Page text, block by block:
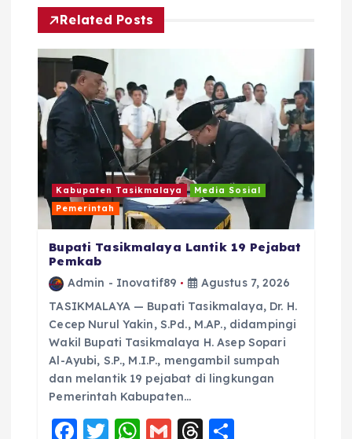
p
o
s
Related Posts
Kabupaten Tasikmalaya
Media Sosial
Pemerintah
Bupati Tasikmalaya Lantik 19 Pejabat
Pemkab
Admin - Inovatif89
Agustus 7, 2026
TASIKMALAYA — Bupati Tasikmalaya, Dr. H.
Cecep Nurul Yakin, S.Pd., M.AP., didampingi
Wakil Bupati Tasikmalaya H. Asep Sopari
Al-Ayubi, S.P., M.I.P., mengambil sumpah
dan melantik 19 pejabat di lingkungan
Pemerintah Kabupaten…
F T W G T